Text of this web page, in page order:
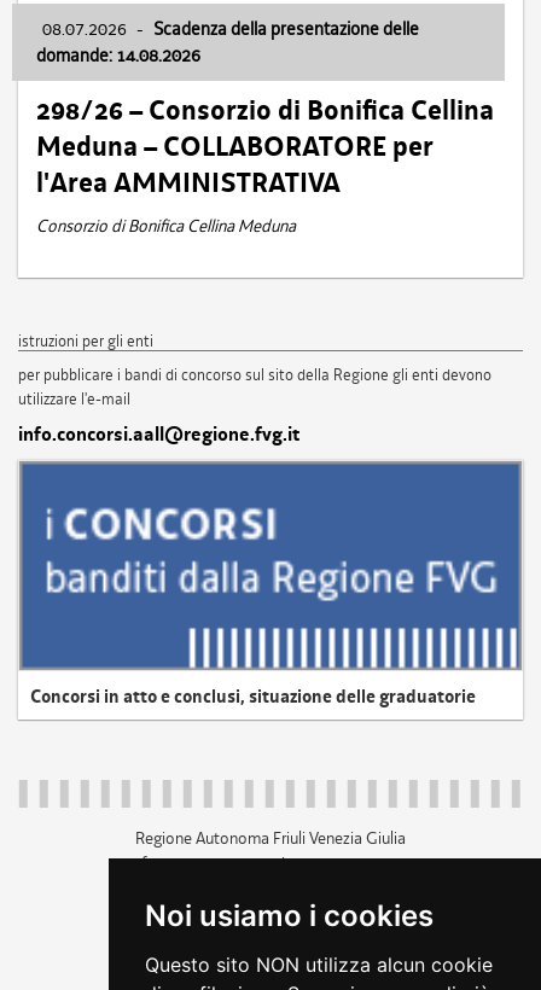
Noi usiamo i cookies
Questo sito NON utilizza alcun cookie
08.07.2026 - Scadenza della presentazione delle
domande: 14.08.2026
298/26 – Consorzio di Bonifica Cellina
Meduna – COLLABORATORE per
l'Area AMMINISTRATIVA
Consorzio di Bonifica Cellina Meduna
istruzioni per gli enti
per pubblicare i bandi di concorso sul sito della Regione gli enti devono
utilizzare l'e-mail
info.concorsi.aall@regione.fvg.it
Concorsi in atto e conclusi, situazione delle graduatorie
Regione Autonoma Friuli Venezia Giulia
c.f. 80014930327; p.iva 00526040324
+39 040 3771111